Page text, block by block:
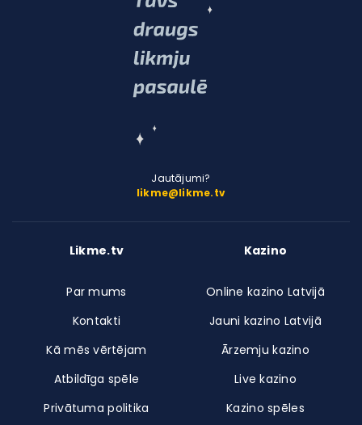
Jautājumi?
likme@likme.tv
Likme.tv
Par mums
Kontakti
Kā mēs vērtējam
Atbildīga spēle
Privātuma politika
Kazino
Online kazino Latvijā
Jauni kazino Latvijā
Ārzemju kazino
Live kazino
Kazino spēles